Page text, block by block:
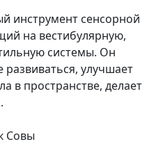
инструмент сенсорной
на вестибулярную,
системы. Он
развиваться, улучшает
в пространстве, делает
Совы